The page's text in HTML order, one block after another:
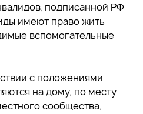
подписанной РФ
имеют право жить
вспомогательные
с положениями
на дому, по месту
сообщества,